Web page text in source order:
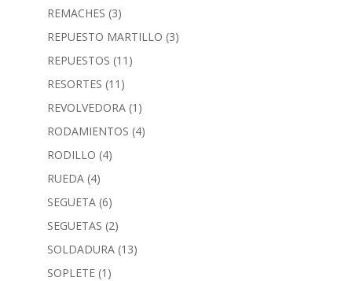
REMACHES (3)
REPUESTO MARTILLO (3)
REPUESTOS (11)
RESORTES (11)
REVOLVEDORA (1)
RODAMIENTOS (4)
RODILLO (4)
RUEDA (4)
SEGUETA (6)
SEGUETAS (2)
SOLDADURA (13)
SOPLETE (1)